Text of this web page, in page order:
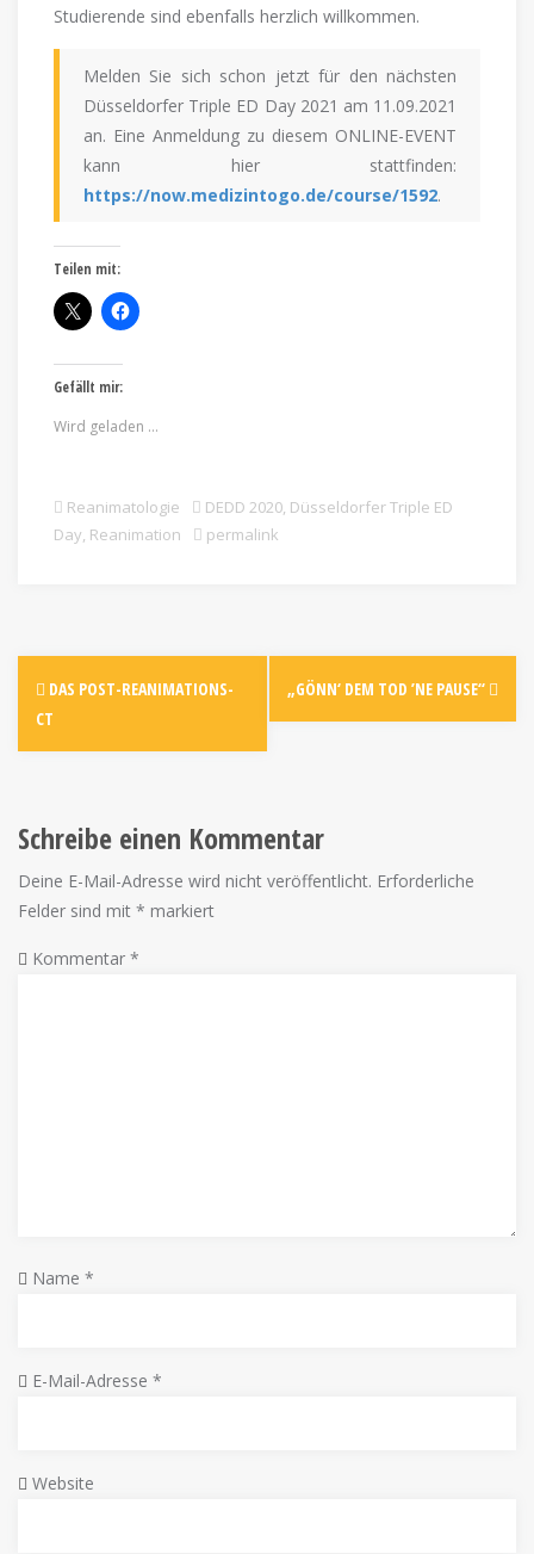
Studierende sind ebenfalls herzlich willkommen.
Melden Sie sich schon jetzt für den nächsten
Düsseldorfer Triple ED Day 2021 am 11.09.2021
an. Eine Anmeldung zu diesem ONLINE-EVENT
kann hier stattfinden:
https://now.medizintogo.de/course/1592.
Teilen mit:
Gefällt mir:
Wird geladen …
Reanimatologie DEDD 2020, Düsseldorfer Triple ED
Day, Reanimation permalink
DAS POST-REANIMATIONS-
CT
„GÖNN‘ DEM TOD ’NE PAUSE“
Schreibe einen Kommentar
Deine E-Mail-Adresse wird nicht veröffentlicht. Erforderliche
Felder sind mit * markiert
Kommentar *
Name *
E-Mail-Adresse *
Website